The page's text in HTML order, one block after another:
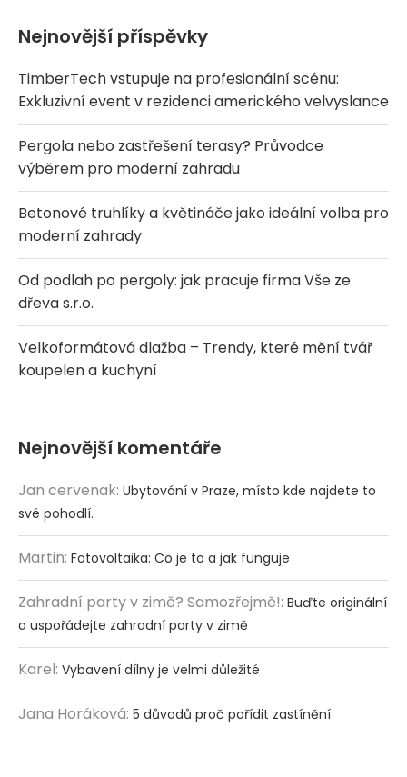
Nejnovější příspěvky
TimberTech vstupuje na profesionální scénu:
Exkluzivní event v rezidenci amerického velvyslance
Pergola nebo zastřešení terasy? Průvodce
výběrem pro moderní zahradu
Betonové truhlíky a květináče jako ideální volba pro
moderní zahrady
Od podlah po pergoly: jak pracuje firma Vše ze
dřeva s.r.o.
Velkoformátová dlažba – Trendy, které mění tvář
koupelen a kuchyní
Nejnovější komentáře
Jan cervenak: Ubytování v Praze, místo kde najdete to
své pohodlí.
Martin: Fotovoltaika: Co je to a jak funguje
Zahradní party v zimě? Samozřejmě!: Buďte originální
a uspořádejte zahradní party v zimě
Karel: Vybavení dílny je velmi důležité
Jana Horáková: 5 důvodů proč pořídit zastínění